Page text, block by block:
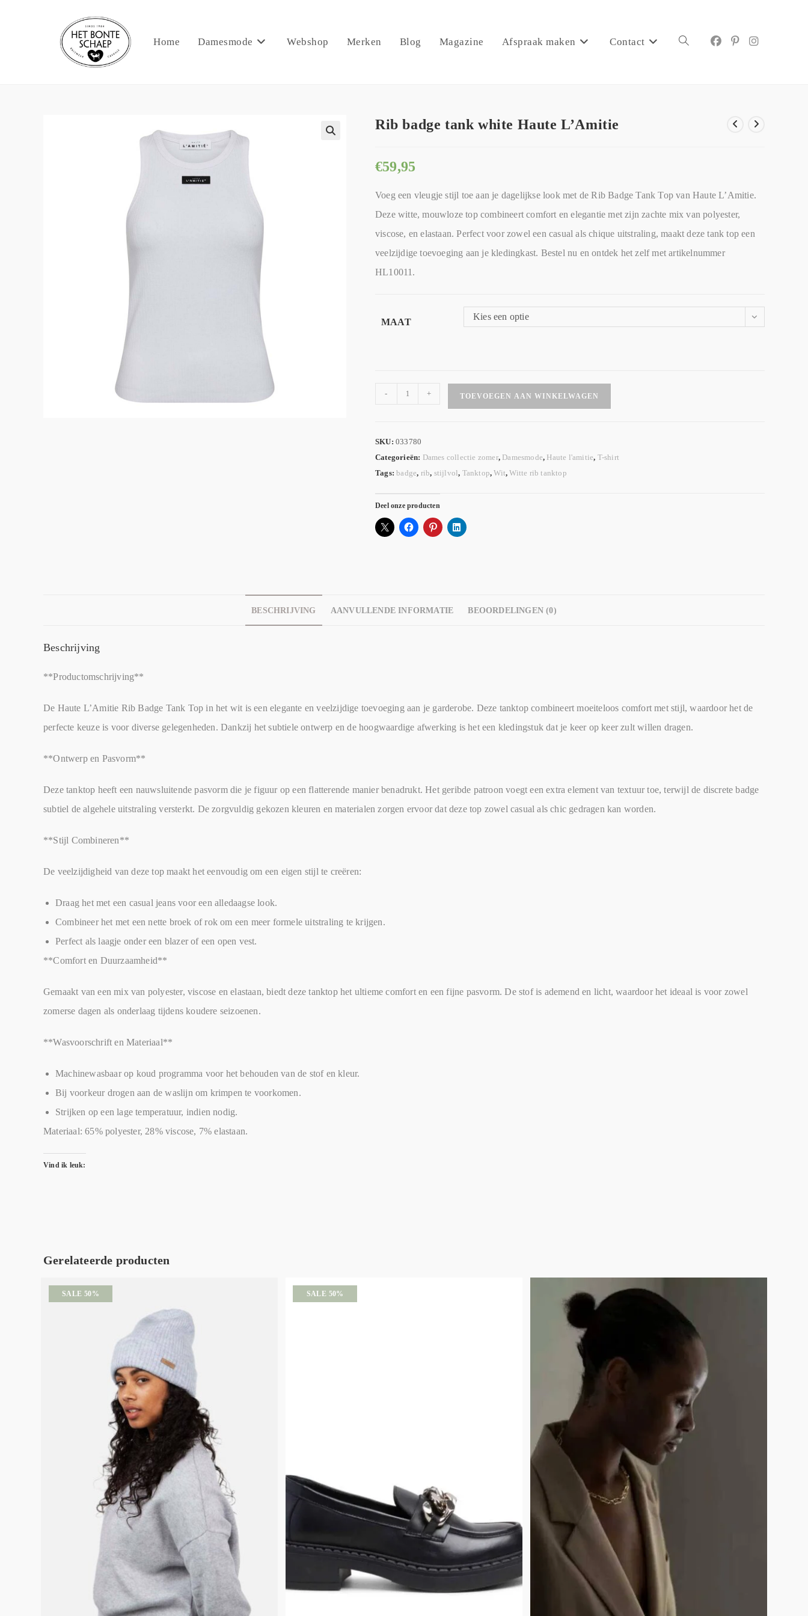
Home Damesmode Webshop Merken Blog Magazine Afspraak maken Contact
Rib badge tank white Haute L’Amitie
€59,95
Voeg een vleugje stijl toe aan je dagelijkse look met de Rib Badge Tank Top van Haute L’Amitie.
Deze witte, mouwloze top combineert comfort en elegantie met zijn zachte mix van polyester,
viscose, en elastaan. Perfect voor zowel een casual als chique uitstraling, maakt deze tank top een
veelzijdige toevoeging aan je kledingkast. Bestel nu en ontdek het zelf met artikelnummer
HL10011.
MAAT
Kies een optie
- + TOEVOEGEN AAN WINKELWAGEN
SKU: 033780
Categorieën: Dames collectie zomer, Damesmode, Haute l'amitie, T-shirt
Tags:badge, rib, stijlvol, Tanktop,Wit,Witte rib tanktop
Deel onze producten
BESCHRIJVING AANVULLENDE INFORMATIE BEOORDELINGEN (0)
Beschrijving
**Productomschrijving**
De Haute L’Amitie Rib Badge Tank Top in het wit is een elegante en veelzijdige toevoeging aan je garderobe. Deze tanktop combineert moeiteloos comfort met stijl, waardoor het de
perfecte keuze is voor diverse gelegenheden. Dankzij het subtiele ontwerp en de hoogwaardige afwerking is het een kledingstuk dat je keer op keer zult willen dragen.
**Ontwerp en Pasvorm**
Deze tanktop heeft een nauwsluitende pasvorm die je figuur op een flatterende manier benadrukt. Het geribde patroon voegt een extra element van textuur toe, terwijl de discrete badge
subtiel de algehele uitstraling versterkt. De zorgvuldig gekozen kleuren en materialen zorgen ervoor dat deze top zowel casual als chic gedragen kan worden.
**Stijl Combineren**
De veelzijdigheid van deze top maakt het eenvoudig om een eigen stijl te creëren:
Draag het met een casual jeans voor een alledaagse look.
Combineer het met een nette broek of rok om een meer formele uitstraling te krijgen.
Perfect als laagje onder een blazer of een open vest.
**Comfort en Duurzaamheid**
Gemaakt van een mix van polyester, viscose en elastaan, biedt deze tanktop het ultieme comfort en een fijne pasvorm. De stof is ademend en licht, waardoor het ideaal is voor zowel
zomerse dagen als onderlaag tijdens koudere seizoenen.
**Wasvoorschrift en Materiaal**
Machinewasbaar op koud programma voor het behouden van de stof en kleur.
Bij voorkeur drogen aan de waslijn om krimpen te voorkomen.
Strijken op een lage temperatuur, indien nodig.
Materiaal: 65% polyester, 28% viscose, 7% elastaan.
Vind ik leuk:
Gerelateerde producten
SALE 50% SALE 50%